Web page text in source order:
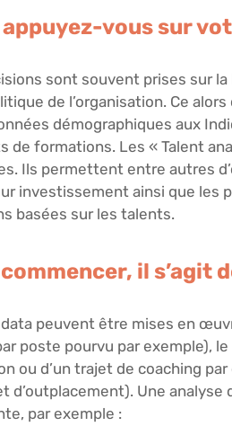
appuyez-vous sur
sont souvent prises sur
de l’organisation. Ce
démographiques aux
de formations. Les « Talent
Ils permettent entre autres
investissement ainsi que les
basées sur les talents.
il s’agit
peuvent être mises en
poste pourvu par exemple),
ou d’un trajet de coaching
d’outplacement). Une
par exemple :